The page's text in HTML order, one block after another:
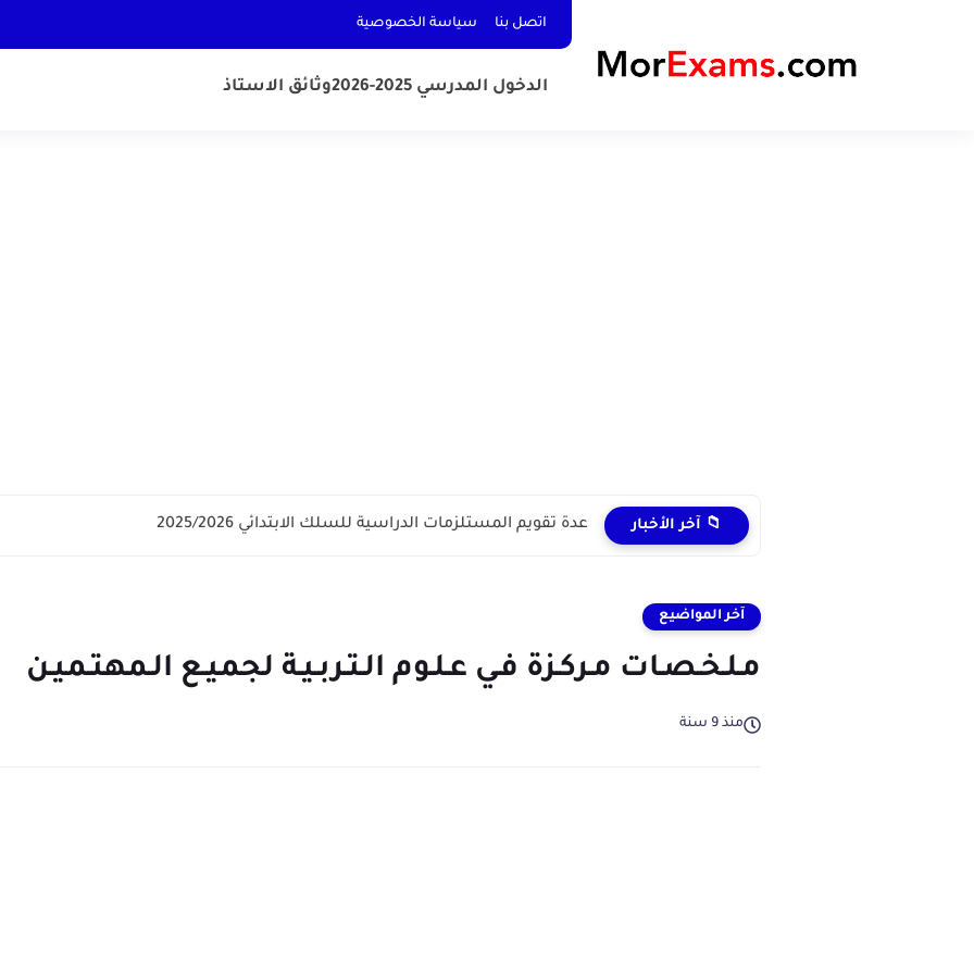
اتصل بنا سياسة الخصوصية
الدخول المدرسي 2025-2026 وثائق الاستاذ
📁 آخر الأخبار عدة تقويم المستلزمات الدراسية للسلك الابتدائي 2025/2026
آخر المواضيع
مـلـخـصـات مـركـزة فـي عـلـوم الـتـربـيـة لجميـع الـمهتـميـن
منذ 9 سنة